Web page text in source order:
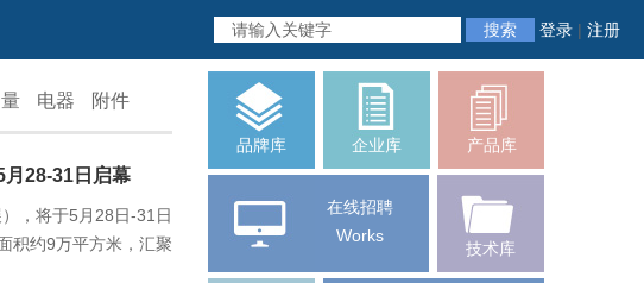
搜索 登录 | 注册
电器 附件
月28-31日启幕
，将于5月28日-31日
积约9万平方米，汇聚
品牌库 企业库 产品库
在线招聘
Works
技术库